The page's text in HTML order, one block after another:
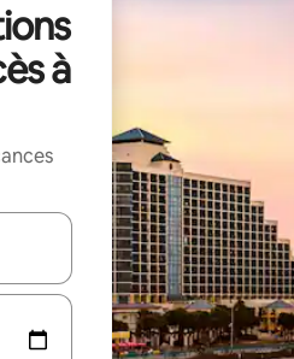
à
vers le haut et vers le bas